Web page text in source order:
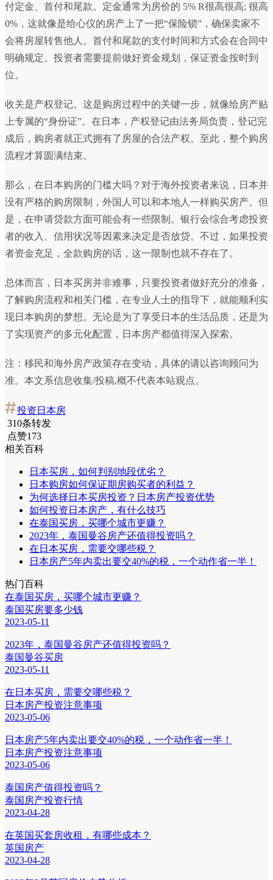
付定金、首付和尾款。定金通常为房价的 5% R很高很高; 很高
0%，这就像是给心仪的房产上了一把“保险锁”，确保卖家不
会将房屋转售他人。首付和尾款的支付时间和方式会在合同中
明确规定。投资者需要提前做好资金规划，保证资金按时到
位。
收关是产权登记。这是购房过程中的关键一步，就像给房产贴
上专属的“身份证”。在日本，产权登记由法务局负责，登记完
成后，购房者就正式拥有了房屋的合法产权。至此，整个购房
流程才算圆满结束。
那么，在日本购房的门槛大吗？对于海外投资者来说，日本并
没有严格的购房限制，外国人可以和本地人一样购买房产。但
是，在申请贷款方面可能会有一些限制。银行会综合考虑投资
者的收入、信用状况等因素来决定是否放贷。不过，如果投资
者资金充足，全款购房的话，这一限制也就不存在了。
总体而言，日本买房并非难事，只要投资者做好充分的准备，
了解购房流程和相关门槛，在专业人士的指导下，就能顺利实
现日本购房的梦想。无论是为了享受日本的生活品质，还是为
了实现资产的多元化配置，日本房产都值得深入探索。
注：移民和海外房产政策存在变动，具体的请以咨询顾问为
准。本文系信息收集/投稿,概不代表本站观点。
投资日本房
310条转发
点赞173
相关百科
日本买房，如何判别地段优劣？
日本购房如何保证期房购买者的利益？
为何选择日本买房投资？日本房产投资优势
如何投资日本房产，有什么技巧
在泰国买房，买哪个城市更赚？
2023年，泰国曼谷房产还值得投资吗？
在日本买房，需要交哪些税？
日本房产5年内卖出要交40%的税，一个动作省一半！
热门百科
在泰国买房，买哪个城市更赚？
泰国买房要多少钱
2023-05-11
2023年，泰国曼谷房产还值得投资吗？
泰国曼谷买房
2023-05-11
在日本买房，需要交哪些税？
日本房产投资注意事项
2023-05-06
日本房产5年内卖出要交40%的税，一个动作省一半！
日本房产投资注意事项
2023-05-06
泰国房产值得投资吗？
泰国房产投资行情
2023-04-28
在英国买套房收租，有哪些成本？
英国房产
2023-04-28